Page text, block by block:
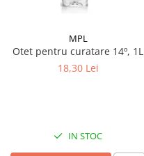
MPL
Otet pentru curatare 14º, 1L
18,30 Lei
IN STOC